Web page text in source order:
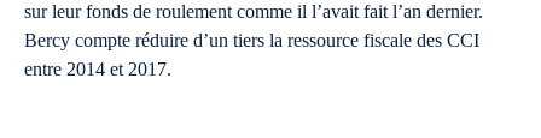
sur leur fonds de roulement comme il l’avait fait l’an dernier.
Bercy compte réduire d’un tiers la ressource fiscale des CCI
entre 2014 et 2017.